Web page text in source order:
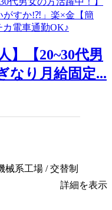
】【20~30代男
なり月給固定...
械系工場 / 交替制
詳細を表示